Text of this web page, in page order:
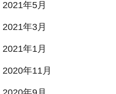
2021年5月
2021年3月
2021年1月
2020年11月